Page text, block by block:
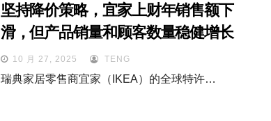
坚持降价策略，宜家上财年销售额下
滑，但产品销量和顾客数量稳健增长
10 月 27, 2025 TENG
瑞典家居零售商宜家（IKEA）的全球特许…